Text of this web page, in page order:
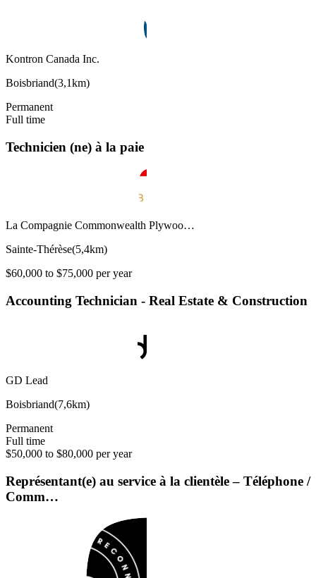
Kontron Canada Inc.
Boisbriand(3,1km)
Permanent
Full time
Technicien (ne) à la paie
La Compagnie Commonwealth Plywoo…
Sainte-Thérèse(5,4km)
$60,000 to $75,000 per year
Accounting Technician - Real Estate & Construction
GD Lead
Boisbriand(7,6km)
Permanent
Full time
$50,000 to $80,000 per year
Représentant(e) au service à la clientèle – Téléphone /
Comm…